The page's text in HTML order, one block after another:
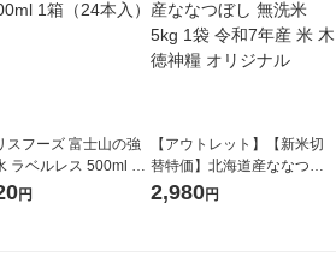
スフーズ 富士山の強
ラベルレス 500ml 1
本入）
円
【アウトレット】【新米切
替特価】北海道産ななつぼ
し 無洗米 5kg 1袋 令和7年産
2,980円